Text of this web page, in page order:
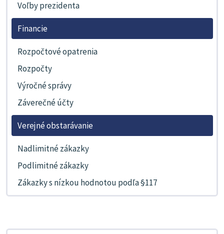
Voľby prezidenta
Financie
Rozpočtové opatrenia
Rozpočty
Výročné správy
Záverečné účty
Verejné obstarávanie
Nadlimitné zákazky
Podlimitné zákazky
Zákazky s nízkou hodnotou podľa §117